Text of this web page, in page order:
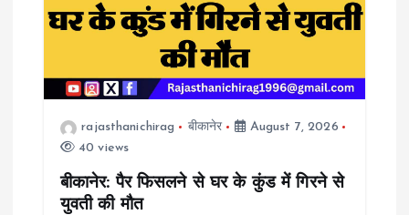
g
t
rajasthanichirag बीकानेर
August 7, 2026
40 views
बीकानेर: पैर फिसलने से घर के कुंड में गिरने से
युवती की मौत